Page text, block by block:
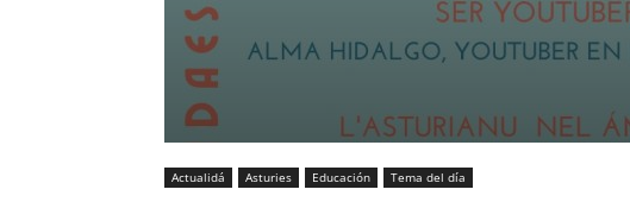
Actualidá Asturies Educación Tema del día